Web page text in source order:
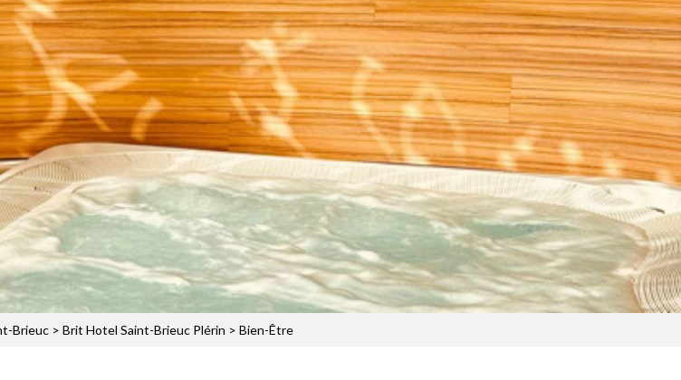
Brieuc > Brit Hotel Saint-Brieuc Plérin > Bien-Être